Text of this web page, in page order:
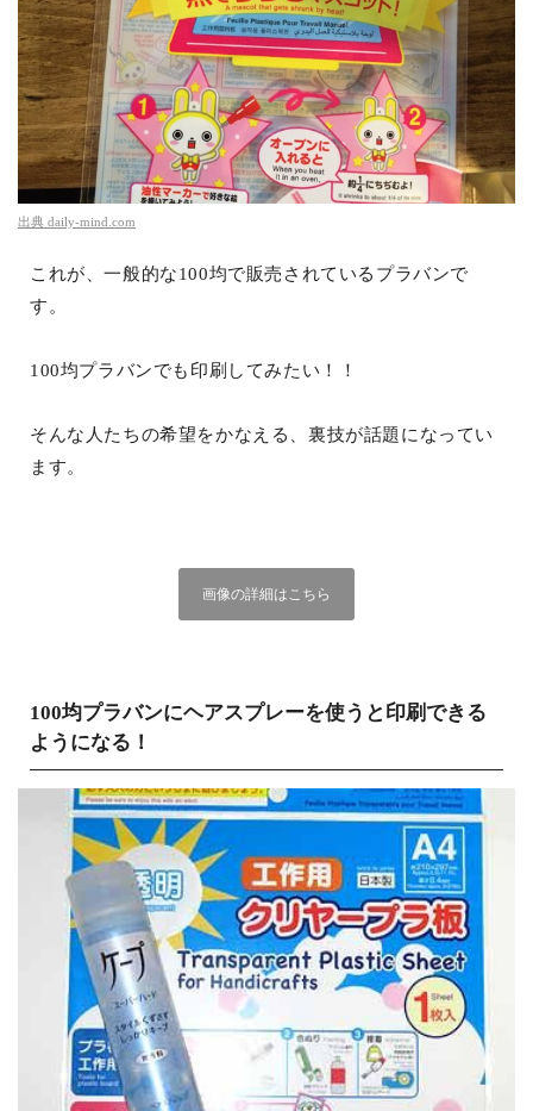
出典 daily-mind.com
これが、一般的な100均で販売されているプラバンで
す。
100均プラバンでも印刷してみたい！！
そんな人たちの希望をかなえる、裏技が話題になってい
ます。
画像の詳細はこちら
100均プラバンにヘアスプレーを使うと印刷できる
ようになる！